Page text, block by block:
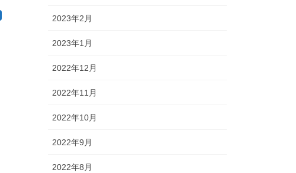
2023年2月
2023年1月
2022年12月
2022年11月
2022年10月
2022年9月
2022年8月